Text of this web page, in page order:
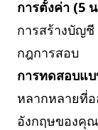
การตั้งค่า (5
การสร้างบัญ
กฎการสอบ
การทดสอบแ
หลากหลายที่
อังกฤษของคุ